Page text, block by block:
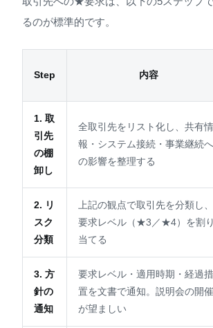
るのが標準的です。
Step 内容
1. 取
引先
の棚
卸し
全取引先をリスト化し、共有情
報・システム接続・事業継続へ
の影響を整理する
2. リ
スク
分類
上記の観点で取引先を分類し、
要求レベル（★3／★4）を割り
当てる
3. 方
針の
通知
要求レベル・適用時期・経過措
置を文書で通知。説明会の開催
が望ましい